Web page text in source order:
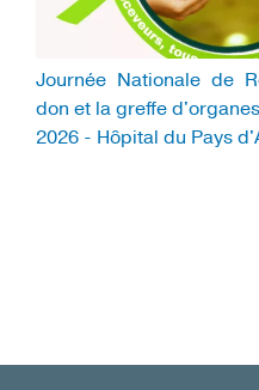
Journée Nationale de
don et la greffe
2026 - Hôpital du Pays